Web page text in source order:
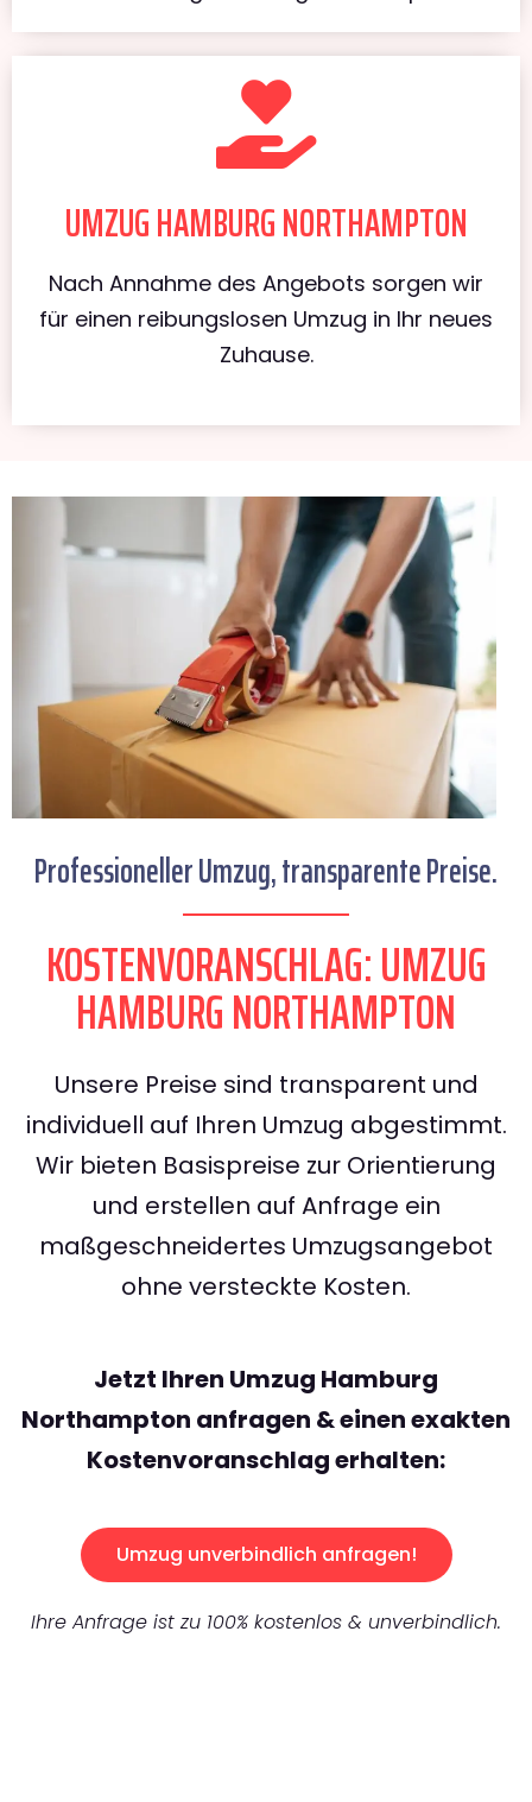
UMZUG HAMBURG NORTHAMPTON
Nach Annahme des Angebots sorgen wir
für einen reibungslosen Umzug in Ihr neues
Zuhause.
Professioneller Umzug, transparente Preise.
KOSTENVORANSCHLAG: UMZUG
HAMBURG NORTHAMPTON
Unsere Preise sind transparent und
individuell auf Ihren Umzug abgestimmt.
Wir bieten Basispreise zur Orientierung
und erstellen auf Anfrage ein
maßgeschneidertes Umzugsangebot
ohne versteckte Kosten.
Jetzt Ihren Umzug Hamburg
Northampton anfragen & einen exakten
Kostenvoranschlag erhalten:
Umzug unverbindlich anfragen!
Ihre Anfrage ist zu 100% kostenlos & unverbindlich.